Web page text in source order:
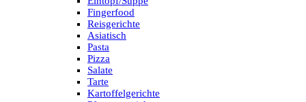
Fingerfood
Reisgerichte
Asiatisch
Pasta
Pizza
Salate
Tarte
Kartoffelgerichte